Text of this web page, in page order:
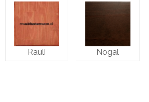
Rauli Nogal